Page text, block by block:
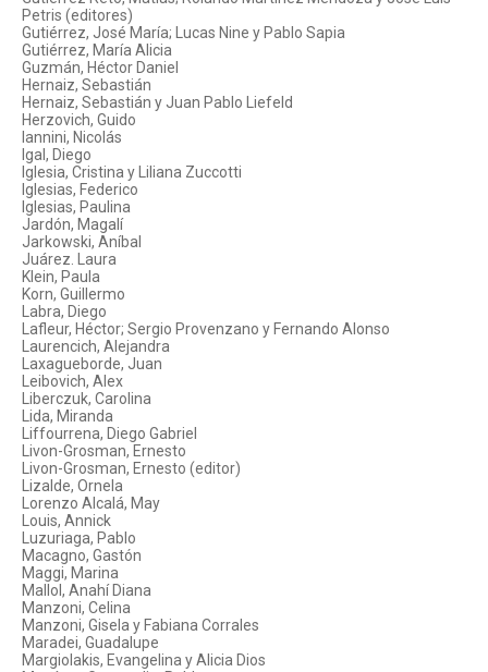
Petris (editores)
Gutiérrez, José María; Lucas Nine y Pablo Sapia
Gutiérrez, María Alicia
Guzmán, Héctor Daniel
Hernaiz, Sebastián
Hernaiz, Sebastián y Juan Pablo Liefeld
Herzovich, Guido
Iannini, Nicolás
Igal, Diego
Iglesia, Cristina y Liliana Zuccotti
Iglesias, Federico
Iglesias, Paulina
Jardón, Magalí
Jarkowski, Aníbal
Juárez. Laura
Klein, Paula
Korn, Guillermo
Labra, Diego
Lafleur, Héctor; Sergio Provenzano y Fernando Alonso
Laurencich, Alejandra
Laxagueborde, Juan
Leibovich, Alex
Liberczuk, Carolina
Lida, Miranda
Liffourrena, Diego Gabriel
Livon-Grosman, Ernesto
Livon-Grosman, Ernesto (editor)
Lizalde, Ornela
Lorenzo Alcalá, May
Louis, Annick
Luzuriaga, Pablo
Macagno, Gastón
Maggi, Marina
Mallol, Anahí Diana
Manzoni, Celina
Manzoni, Gisela y Fabiana Corrales
Maradei, Guadalupe
Margiolakis, Evangelina y Alicia Dios